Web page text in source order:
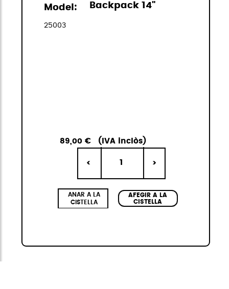
Model: Backpack 14"
25003
89,00 € (IVA inclòs)
< 1 >
ANAR A LA
CISTELLA
AFEGIR A LA
CISTELLA